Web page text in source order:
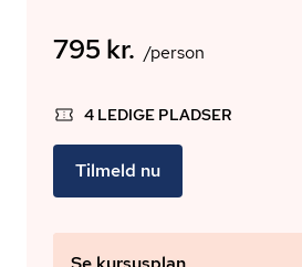
795 kr. /person
4 LEDIGE PLADSER
Tilmeld nu